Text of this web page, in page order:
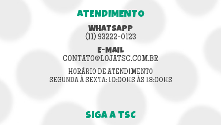
ATENDIMENTO
WHATSAPP
(11) 93222-0123
E-MAIL
CONTATO@LOJATSC.COM.BR
HORÁRIO DE ATENDIMENTO
SEGUNDA À SEXTA: 10:00HS ÀS 18:00HS
SIGA A TSC